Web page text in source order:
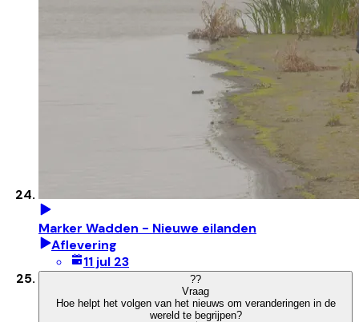
Marker Wadden - Nieuwe eilanden
Aflevering
11 jul 23
??
Vraag
Hoe helpt het volgen van het nieuws om veranderingen in de
wereld te begrijpen?